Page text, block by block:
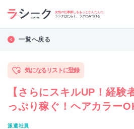
女性の仕事探しをもっとかんたんに。
ラシクはたらく、ラクにみつける
一覧へ戻る
気になるリストに登録
【さらにスキルUP！経験
っぷり稼ぐ！ヘアカラー
派遣社員